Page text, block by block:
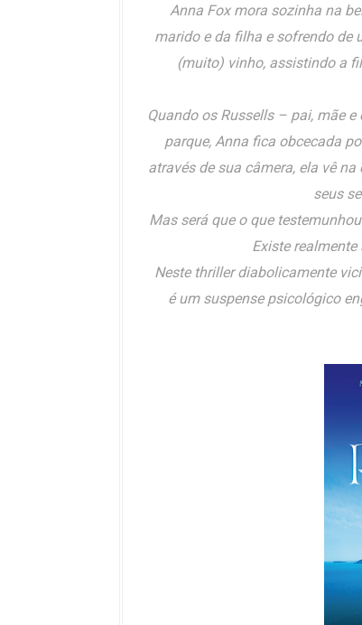
Anna Fox mora sozinha na
marido e da filha e sofrendo de
(muito) vinho, assistindo a
Quando os Russells – pai, mãe
parque, Anna fica obcecada
através de sua câmera, ela vê
seus
Mas será que o que
Existe
Neste thriller diabolicamente
é um suspense psicológico